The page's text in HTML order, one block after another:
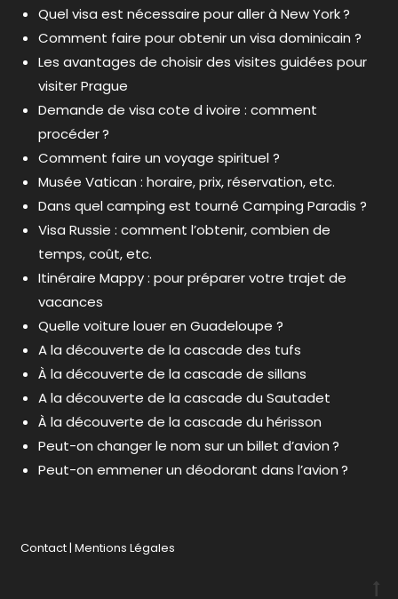
Quel visa est nécessaire pour aller à New York ?
Comment faire pour obtenir un visa dominicain ?
Les avantages de choisir des visites guidées pour
visiter Prague
Demande de visa cote d ivoire : comment
procéder ?
Comment faire un voyage spirituel ?
Musée Vatican : horaire, prix, réservation, etc.
Dans quel camping est tourné Camping Paradis ?
Visa Russie : comment l’obtenir, combien de
temps, coût, etc.
Itinéraire Mappy : pour préparer votre trajet de
vacances
Quelle voiture louer en Guadeloupe ?
A la découverte de la cascade des tufs
À la découverte de la cascade de sillans
A la découverte de la cascade du Sautadet
À la découverte de la cascade du hérisson
Peut-on changer le nom sur un billet d’avion ?
Peut-on emmener un déodorant dans l’avion ?
Contact|Mentions Légales